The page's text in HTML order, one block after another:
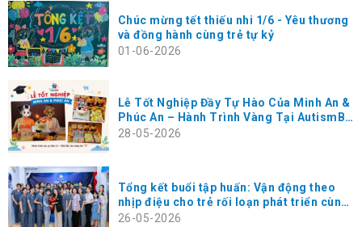
Chúc mừng tết thiếu nhi 1/6 - Yêu thương
và đồng hành cùng trẻ tự kỷ
01-06-2026
Lễ Tốt Nghiệp Đầy Tự Hào Của Minh An &
Phúc An – Hành Trình Vàng Tại AutismBS
Thanh Xuân
28-05-2026
Tổng kết buổi tập huấn: Vận động theo
nhịp điệu cho trẻ rối loạn phát triển cùng
chuyên gia Masako Koga tại AutismBS
26-05-2026